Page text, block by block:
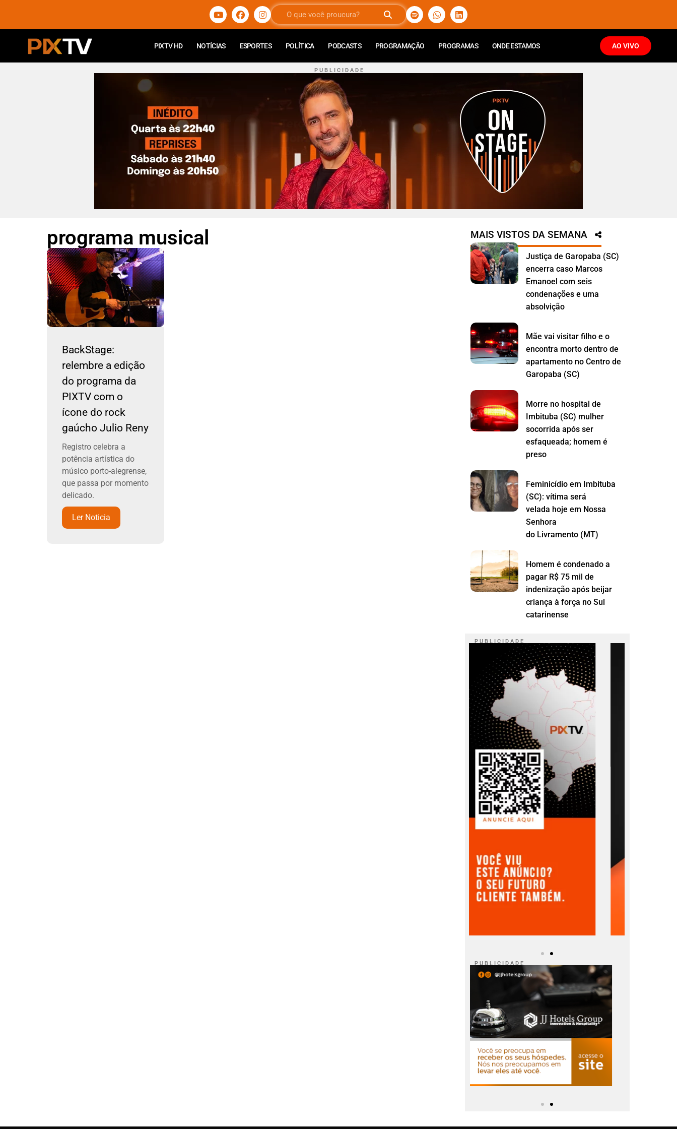
PIXTV HD NOTÍCIAS ESPORTES POLÍTICA PODCASTS PROGRAMAÇÃO PROGRAMAS ONDE ESTAMOS AO VIVO
P U B L I C I D A D E
programa musical
BackStage:
relembre a edição
do programa da
PIXTV com o
ícone do rock
gaúcho Julio Reny
Registro celebra a
potência artística do
músico porto-alegrense,
que passa por momento
delicado.
Ler Noticia
MAIS VISTOS DA SEMANA
Justiça de Garopaba (SC)
encerra caso Marcos
Emanoel com seis
condenações e uma
absolvição
Mãe vai visitar filho e o
encontra morto dentro de
apartamento no Centro de
Garopaba (SC)
Morre no hospital de
Imbituba (SC) mulher
socorrida após ser
esfaqueada; homem é
preso
Feminicídio em Imbituba
(SC): vítima será
velada hoje em Nossa
Senhora
do Livramento (MT)
Homem é condenado a
pagar R$ 75 mil de
indenização após beijar
criança à força no Sul
catarinense
P U B L I C I D A D E
P U B L I C I D A D E